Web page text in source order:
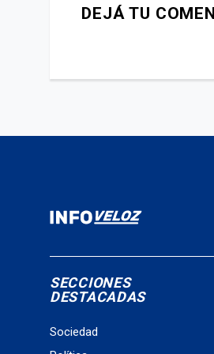
DEJÁ TU
SECCIONES
DESTACADAS
Sociedad